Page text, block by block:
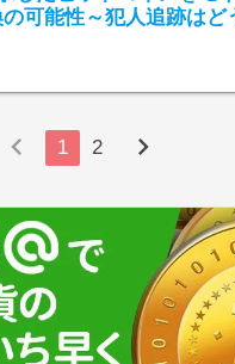
の可能性～犯人追跡はど
chevron_left 1 2 chevron_right